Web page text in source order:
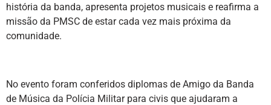
história da banda, apresenta projetos musicais e reafirma a
missão da PMSC de estar cada vez mais próxima da
comunidade.
No evento foram conferidos diplomas de Amigo da Banda
de Música da Polícia Militar para civis que ajudaram a